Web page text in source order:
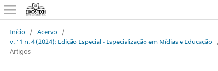
Início / Acervo /
v. 11 n. 4 (2024): Edição Especial - Especialização em Mídias e Educação
Artigos